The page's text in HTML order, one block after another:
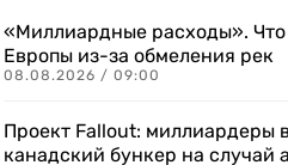
«Миллиардные расходы».
Европы из-за обмеления рек
08.08.2026 / 09:00
Проект Fallout: миллиардеры
канадский бункер на случай